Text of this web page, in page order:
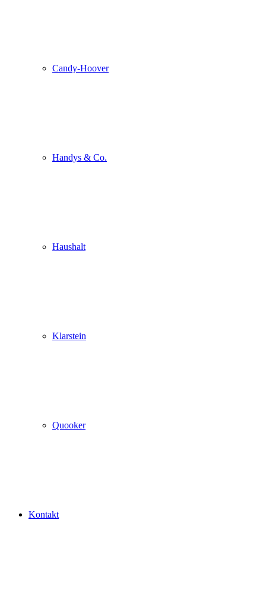
Candy-Hoover
Handys & Co.
Haushalt
Klarstein
Quooker
Kontakt